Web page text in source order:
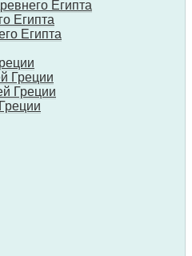
Египта
Египта
Египта
Греции
Греции